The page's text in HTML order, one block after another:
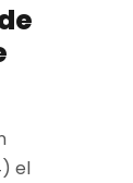
el